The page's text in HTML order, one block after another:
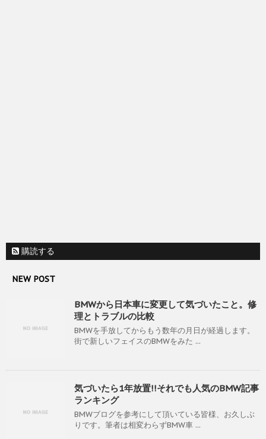
購読する
NEW POST
BMWから日本車に変更して気づいたこと。修
理とトラブルの比較
BMWを手放してからもう数年の月日が経過します。
街で新しいフェイスのBMWをみた ...
気づいたら1年放置!!それでも人気のBMW記事
ランキング
BMWブログを参考にして頂いている皆様、お久しぶ
りです。筆者は相変わらずBMW車 ...